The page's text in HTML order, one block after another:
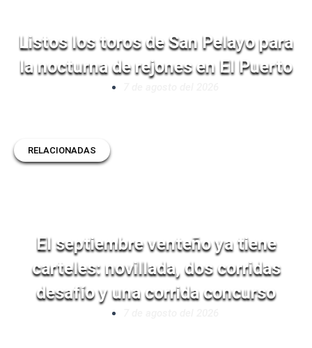
Listos los toros de San Pelayo para
la nocturna de rejones en El Puerto
RELACIONADAS
El septiembre venteño ya tiene
carteles: novillada, dos corridas
desafío y una corrida concurso